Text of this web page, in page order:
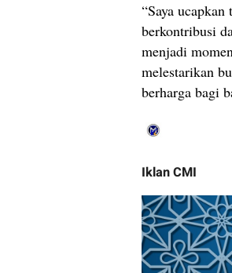
“Saya
berkontribusi
menjadi
melestarikan
berharga bagi
Iklan CMI